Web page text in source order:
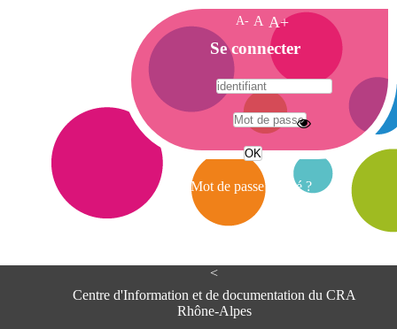
<
Centre d'Information et de documentation du CRA
Rhône-Alpes
A- A A+
A
c
c
e
i
Se connecter
Mot de passe oublié ?
A
e
e